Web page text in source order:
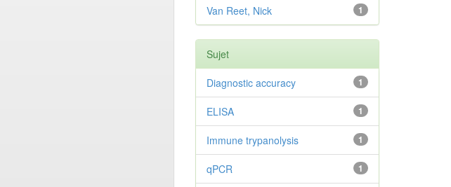
1
Van Reet, Nick
Sujet
1
Diagnostic accuracy
1
ELISA
1
Immune trypanolysis
1
qPCR